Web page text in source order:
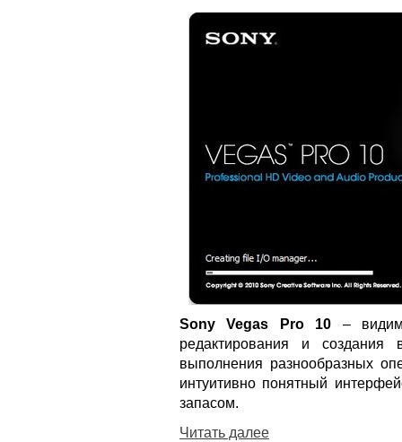
Sony Vegas Pro 10 –
редактирования и
выполнения разнообразных
интуитивно понятный
запасом.
Читать далее